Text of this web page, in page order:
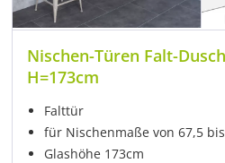
Nischen-Türen Falt-
H=173cm
Falttür
für Nischenmaße von 67,5
Glashöhe 173cm